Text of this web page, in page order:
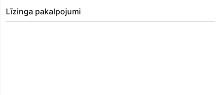
Līzinga pakalpojumi